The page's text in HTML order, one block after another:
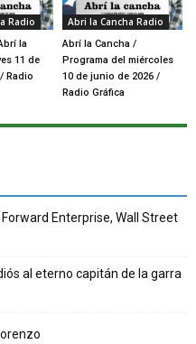
Radio
la
11 de
Radio
Abri la Cancha Radio
Abrí la Cancha /
Programa del miércoles
10 de junio de 2026 /
Radio Gráfica
Enterprise, Wall Street
al eterno capitán de la garra